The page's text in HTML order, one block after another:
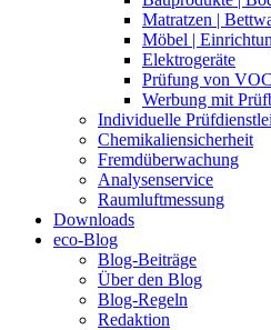
Matratzen |
Möbel |
Elektrogeräte
Prüfung von
Werbung mit
Individuelle
Chemikaliensicherheit
Fremdüberwachung
Analysenservice
Raumluftmessung
Downloads
eco-Blog
Blog-Beiträge
Über den Blog
Blog-Regeln
Redaktion